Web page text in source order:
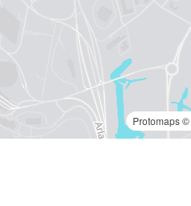
Protomaps©